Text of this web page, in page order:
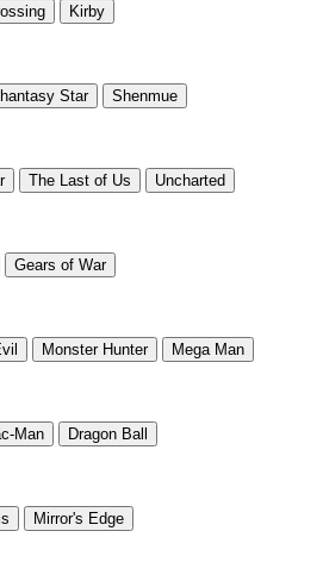
Kirby
Star Shenmue
The Last of Us Uncharted
Gears of War
Monster Hunter Mega Man
Man Dragon Ball
Mirror's Edge